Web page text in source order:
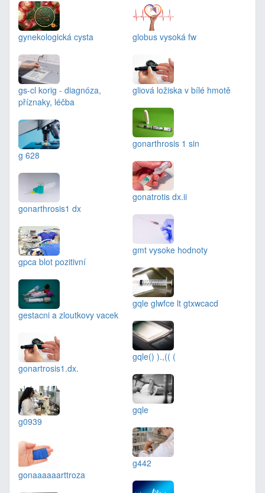
gynekologická cysta
gs-cl korig - diagnóza,
příznaky, léčba
g 628
gonarthrosis1 dx
gpca blot pozitivní
gestacni a zloutkovy vacek
gonartrosis1.dx.
g0939
gonaaaaaarttroza
globus vysoká fw
gliová ložiska v bílé hmotě
gonarthrosis 1 sin
gonatrotis dx.ii
gmt vysoke hodnoty
gqle glwfce lt gtxwcacd
gqle() ).,(( (
gqle
g442